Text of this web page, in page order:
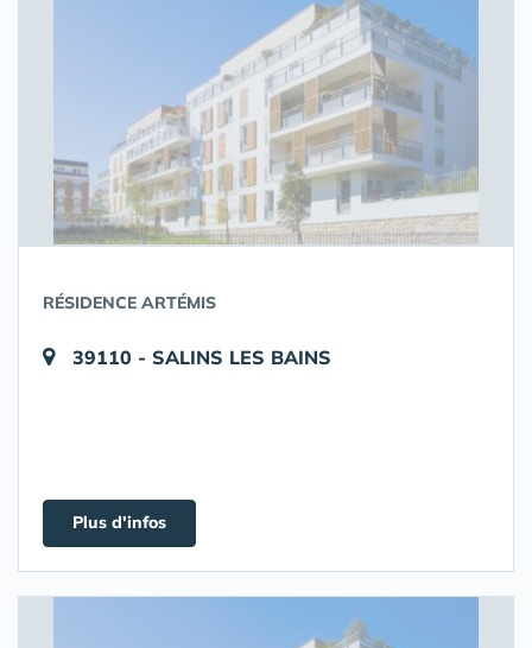
RÉSIDENCE ARTÉMIS
39110 - SALINS LES BAINS
Plus d'infos